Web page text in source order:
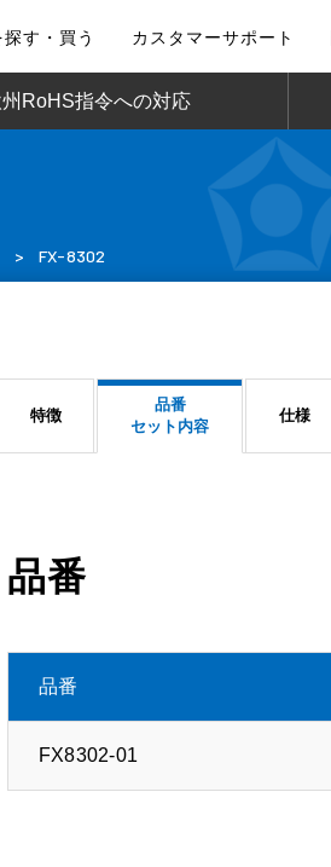
す・買う カスタマーサポート
州RoHS指令への対応
> FX-8302
特徴
品番
セット内容
仕様
品番
品番
FX8302-01